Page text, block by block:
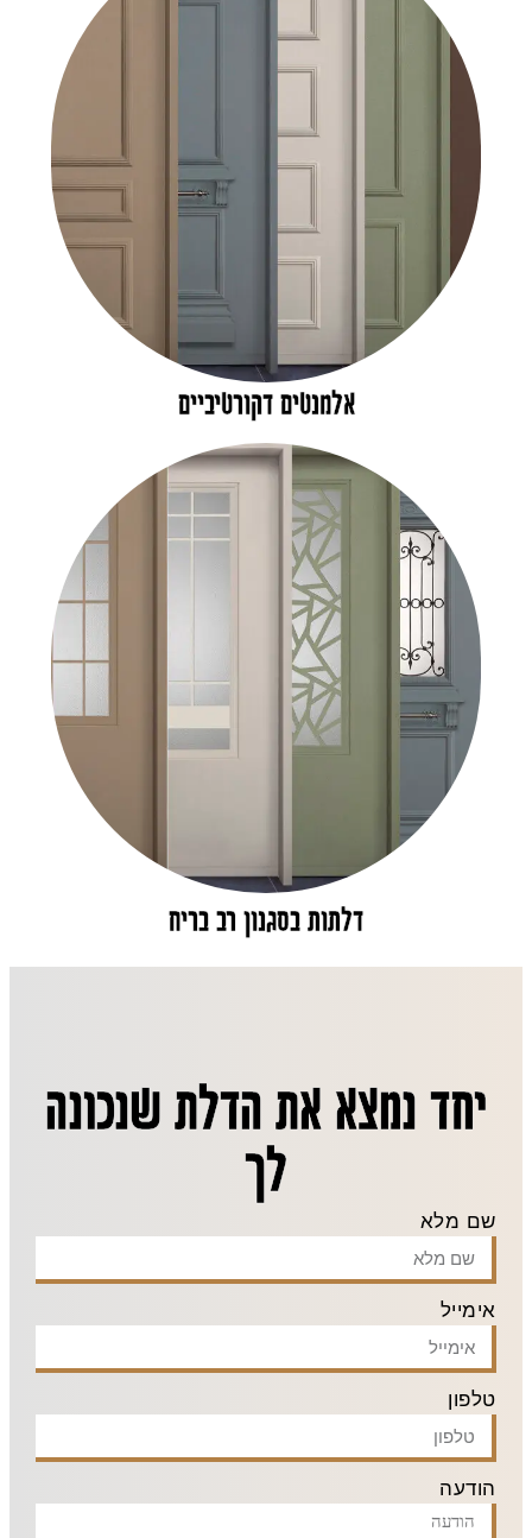
אלמנטים דקורטיביים
דלתות בסגנון רב בריח
יחד נמצא את הדלת שנכונה
לך
שם מלא
אימייל
טלפון
הודעה